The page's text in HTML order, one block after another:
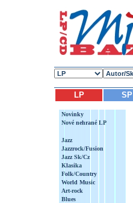
LP SP
Novinky
Nové nehrané LP
Jazz
Jazzrock/Fusion
Jazz Sk/Cz
Klasika
Folk/Country
World Music
Art-rock
Blues